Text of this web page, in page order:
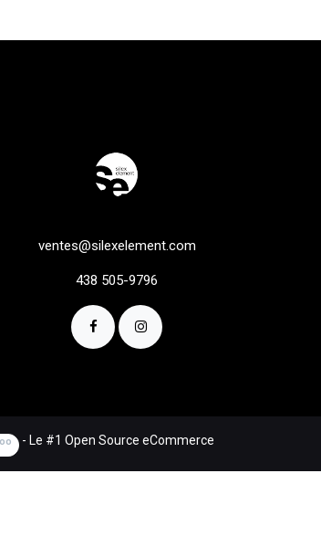
ventes@silexelement.com
438 505-9796
- Le #1 Open Source eCommerce